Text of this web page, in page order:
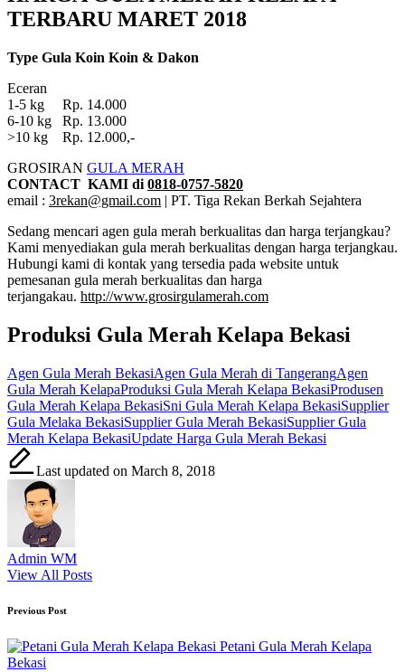
TERBARU MARET 2018
Type Gula Koin Koin & Dakon
Eceran
1-5 kg Rp. 14.000
6-10 kg Rp. 13.000
>10 kg Rp. 12.000,-
GROSIRAN GULA MERAH
CONTACT KAMI di 0818-0757-5820
email : 3rekan@gmail.com | PT. Tiga Rekan Berkah Sejahtera
Sedang mencari agen gula merah berkualitas dan harga terjangkau?
Kami menyediakan gula merah berkualitas dengan harga terjangkau.
Hubungi kami di kontak yang tersedia pada website untuk
pemesanan gula merah berkualitas dan harga
terjangakau. http://www.grosirgulamerah.com
Produksi Gula Merah Kelapa Bekasi
Tags:
Agen Gula Merah BekasiAgen Gula Merah di TangerangAgen
Gula Merah KelapaProduksi Gula Merah Kelapa BekasiProdusen
Gula Merah Kelapa BekasiSni Gula Merah Kelapa BekasiSupplier
Gula Melaka BekasiSupplier Gula Merah BekasiSupplier Gula
Merah Kelapa BekasiUpdate Harga Gula Merah Bekasi
Last updated on March 8, 2018
Admin WM
View All Posts
Post
navigation
Previous Post
Petani Gula Merah Kelapa
Bekasi